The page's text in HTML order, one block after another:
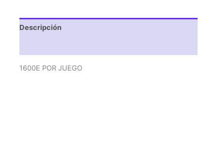
Descripción
1600E POR JUEGO